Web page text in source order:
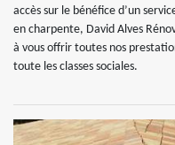
accès sur le bénéfice d’un
en charpente, David Alves
à vous offrir toutes nos
toute les classes sociales.